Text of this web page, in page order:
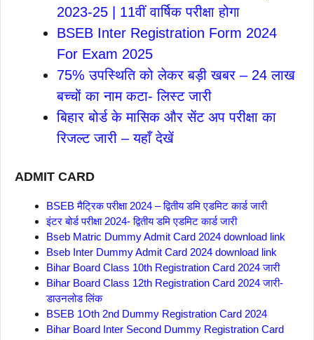
2023-25 | 11वीं वार्षिक परीक्षा होगा
BSEB Inter Registration Form 2024
For Exam 2025
75% उपस्थिति को लेकर बड़ी खबर – 24 लाख
बच्चों का नाम कटा- लिस्ट जारी
बिहार बोर्ड के मासिक और सेंट अप परीक्षा का
रिजल्ट जारी – यहाँ देखें
ADMIT CARD
BSEB मैट्रिक परीक्षा 2024 – द्वितीय डमि एडमिट कार्ड जारी
इंटर बोर्ड परीक्षा 2024- द्वितीय डमि एडमिट कार्ड जारी
Bseb Matric Dummy Admit Card 2024 download link
Bseb Inter Dummy Admit Card 2024 download link
Bihar Board Class 10th Registration Card 2024 जारी
Bihar Board Class 12th Registration Card 2024 जारी-
डाउनलोड लिंक
BSEB 1Oth 2nd Dummy Registration Card 2024
Bihar Board Inter Second Dummy Registration Card